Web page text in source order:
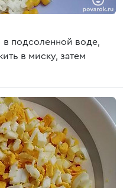
в подсоленной воде,
в миску, затем